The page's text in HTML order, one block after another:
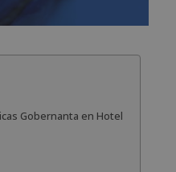
Gobernanta en Hotel